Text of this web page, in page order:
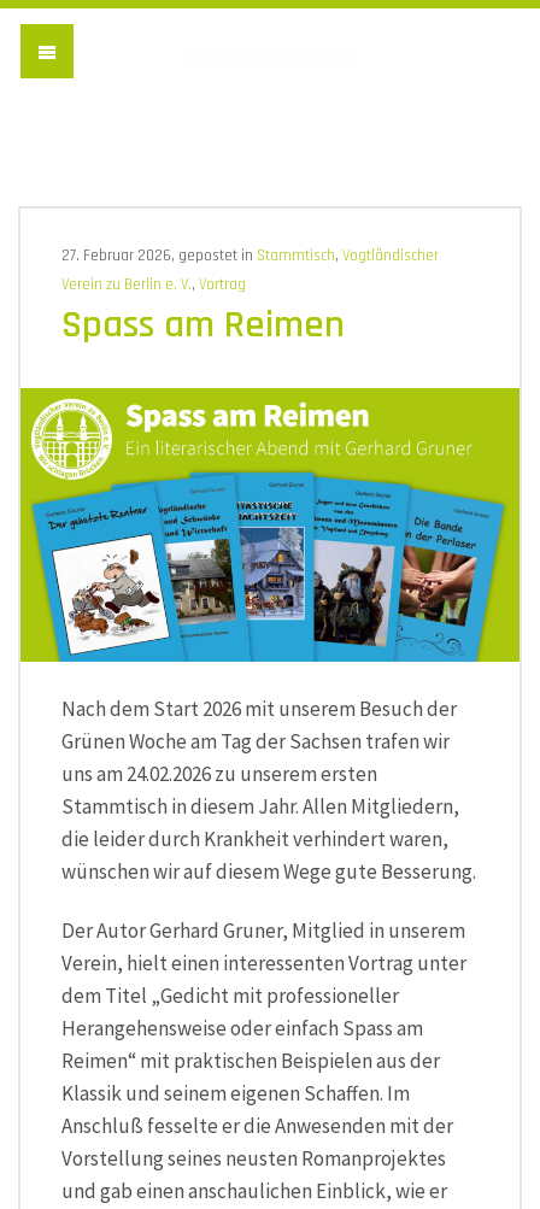
27. Februar 2026, gepostet in Stammtisch, Vogtländischer
Verein zu Berlin e. V., Vortrag
Spass am Reimen
Nach dem Start 2026 mit unserem Besuch der
Grünen Woche am Tag der Sachsen trafen wir
uns am 24.02.2026 zu unserem ersten
Stammtisch in diesem Jahr. Allen Mitgliedern,
die leider durch Krankheit verhindert waren,
wünschen wir auf diesem Wege gute Besserung.
Der Autor Gerhard Gruner, Mitglied in unserem
Verein, hielt einen interessenten Vortrag unter
dem Titel „Gedicht mit professioneller
Herangehensweise oder einfach Spass am
Reimen“ mit praktischen Beispielen aus der
Klassik und seinem eigenen Schaffen. Im
Anschluß fesselte er die Anwesenden mit der
Vorstellung seines neusten Romanprojektes
und gab einen anschaulichen Einblick, wie er